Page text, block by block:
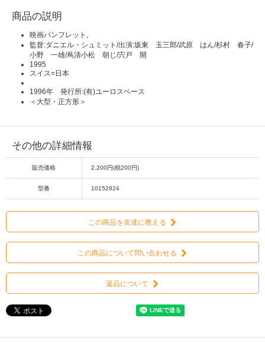
商品の説明
映画パンフレット,
監督:ダニエル・シュミット/出演:坂東 玉三郎/武原 はん/杉村 春子/
小野 一雄/蔦清小松 朝じ/宍戸 開
1995
スイス=日本
1996年 発行所:(有)ユーロスペース
＜大型・正方形＞
その他の詳細情報
販売価格 2,200円(税200円)
型番 10152824
この商品を友達に教える
この商品について問い合わせる
返品について